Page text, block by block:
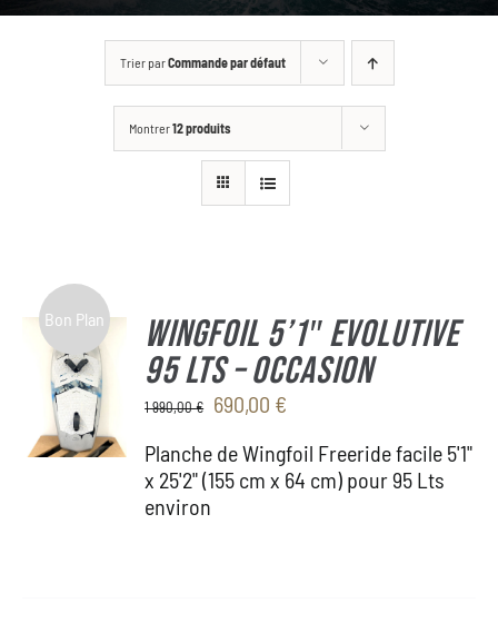
CONTACT
Trier parCommande par défaut
Montrer12 produits
Bon Plan
WINGFOIL 5’1″ Evolutive
95 Lts – OCCASION
1 990,00€
Le
initial
était :
690,00 €
actuel
est :
Planche de Wingfoil Freeride facile 5'1"
x 25'2" (155 cm x 64 cm) pour 95 Lts
environ